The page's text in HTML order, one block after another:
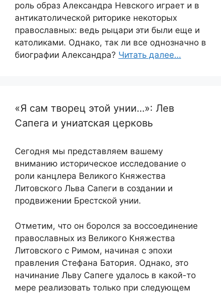
роль образ Александра Невского играет и в
антикатолической риторике некоторых
православных: ведь рыцари эти были еще и
католиками. Однако, так ли все однозначно в
биографии Александра? Читать далее…
«Я сам творец этой унии…»: Лев
Сапега и униатская церковь
Сегодня мы представляем вашему
вниманию историческое исследование о
роли канцлера Великого Княжества
Литовского Льва Сапеги в создании и
продвижении Брестской унии.
Отметим, что он боролся за воссоединение
православных из Великого Княжества
Литовского с Римом, начиная с эпохи
правления Стефана Батория. Однако, это
начинание Льву Сапеге удалось в какой-то
мере реализовать только при следующем